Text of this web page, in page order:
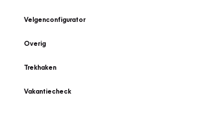
Velgenconfigurator
Overig
Trekhaken
Vakantiecheck